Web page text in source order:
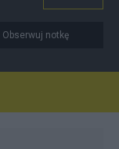
Obserwuj notkę